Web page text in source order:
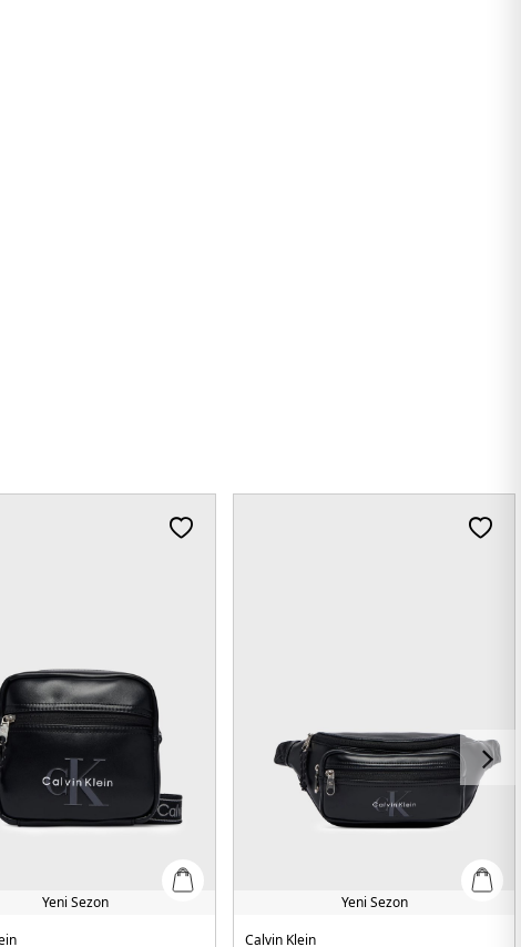
Yeni Sezon
Yeni Sezon
Calvin Klein